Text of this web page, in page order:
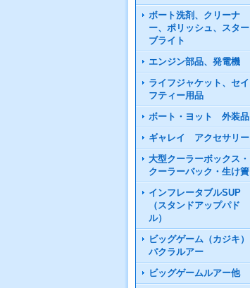
ボート洗剤、クリーナ
ー、ポリッシュ、スター
ブライト
エンジン部品、発電機
ライフジャケット、セイ
フティー用品
ボート・ヨット 外装品
ギャレイ アクセサリー
大型クーラーボックス・
クーラーバック・生け簀
インフレータブルSUP
（スタンドアップパド
ル）
ビッグゲーム（カジキ）
パクラルアー
ビッグゲームルアー他